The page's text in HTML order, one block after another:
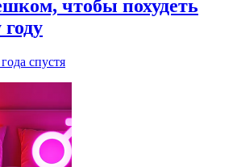
чтобы похудеть
спустя